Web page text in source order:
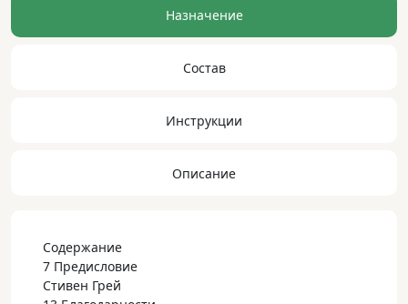
dwsaНазначение
Состав
Инструкции
Описание
Содержание
7 Предисловие
Стивен Грей